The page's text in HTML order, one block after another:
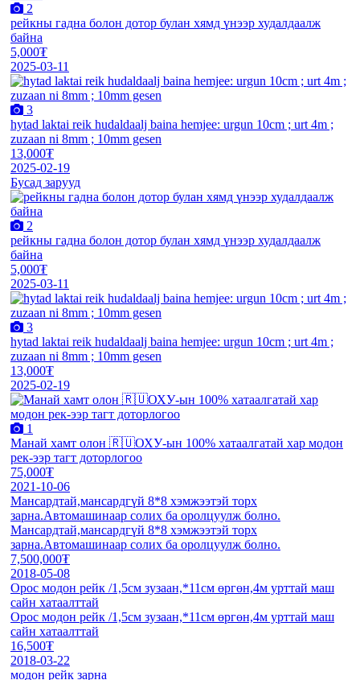
2
рейкны гадна болон дотор булан хямд үнээр худалдаалж
байна
5,000₮
2025-03-11
3
hytad laktai reik hudaldaalj baina hemjee: urgun 10cm ; urt 4m ;
zuzaan ni 8mm ; 10mm gesen
13,000₮
2025-02-19
Бусад зарууд
2
рейкны гадна болон дотор булан хямд үнээр худалдаалж
байна
5,000₮
2025-03-11
3
hytad laktai reik hudaldaalj baina hemjee: urgun 10cm ; urt 4m ;
zuzaan ni 8mm ; 10mm gesen
13,000₮
2025-02-19
1
Манай хамт олон 🇷🇺ОХУ-ын 100% хатаалгатай хар модон
рек-ээр тагт доторлогоо
75,000₮
2021-10-06
Мансардтай,мансардгүй 8*8 хэмжээтэй торх
зарна.Автомашинаар солих ба оролцуулж болно.
Мансардтай,мансардгүй 8*8 хэмжээтэй торх
зарна.Автомашинаар солих ба оролцуулж болно.
7,500,000₮
2018-05-08
Орос модон рейк /1,5см зузаан,*11см өргөн,4м урттай маш
сайн хатаалттай
Орос модон рейк /1,5см зузаан,*11см өргөн,4м урттай маш
сайн хатаалттай
16,500₮
2018-03-22
модон рейк зарна